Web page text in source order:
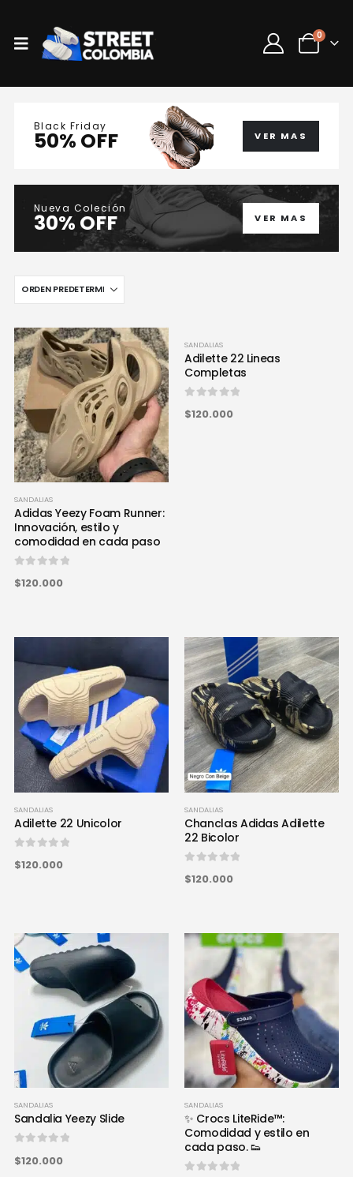
0
Black Friday
50% OFF VER MAS
Nueva Coleción
30% OFF VER MAS
SANDALIAS
Adidas Yeezy Foam Runner:
Innovación, estilo y
comodidad en cada paso
$120.000
SANDALIAS
Adilette 22 Lineas
Completas
$120.000
SANDALIAS
Adilette 22 Unicolor
$120.000
SANDALIAS
Chanclas Adidas Adilette
22 Bicolor
$120.000
SANDALIAS
Sandalia Yeezy Slide
$120.000
SANDALIAS
✨ Crocs LiteRide™:
Comodidad y estilo en
cada paso. 👟